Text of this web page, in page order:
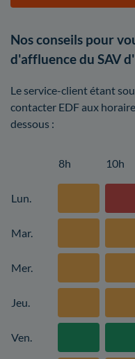
Nos conseils pour
d'affluence du SAV
Le service-client étant
contacter EDF aux
dessous :
8h 10h
Lun.
Mar.
Mer.
Jeu.
Ven.